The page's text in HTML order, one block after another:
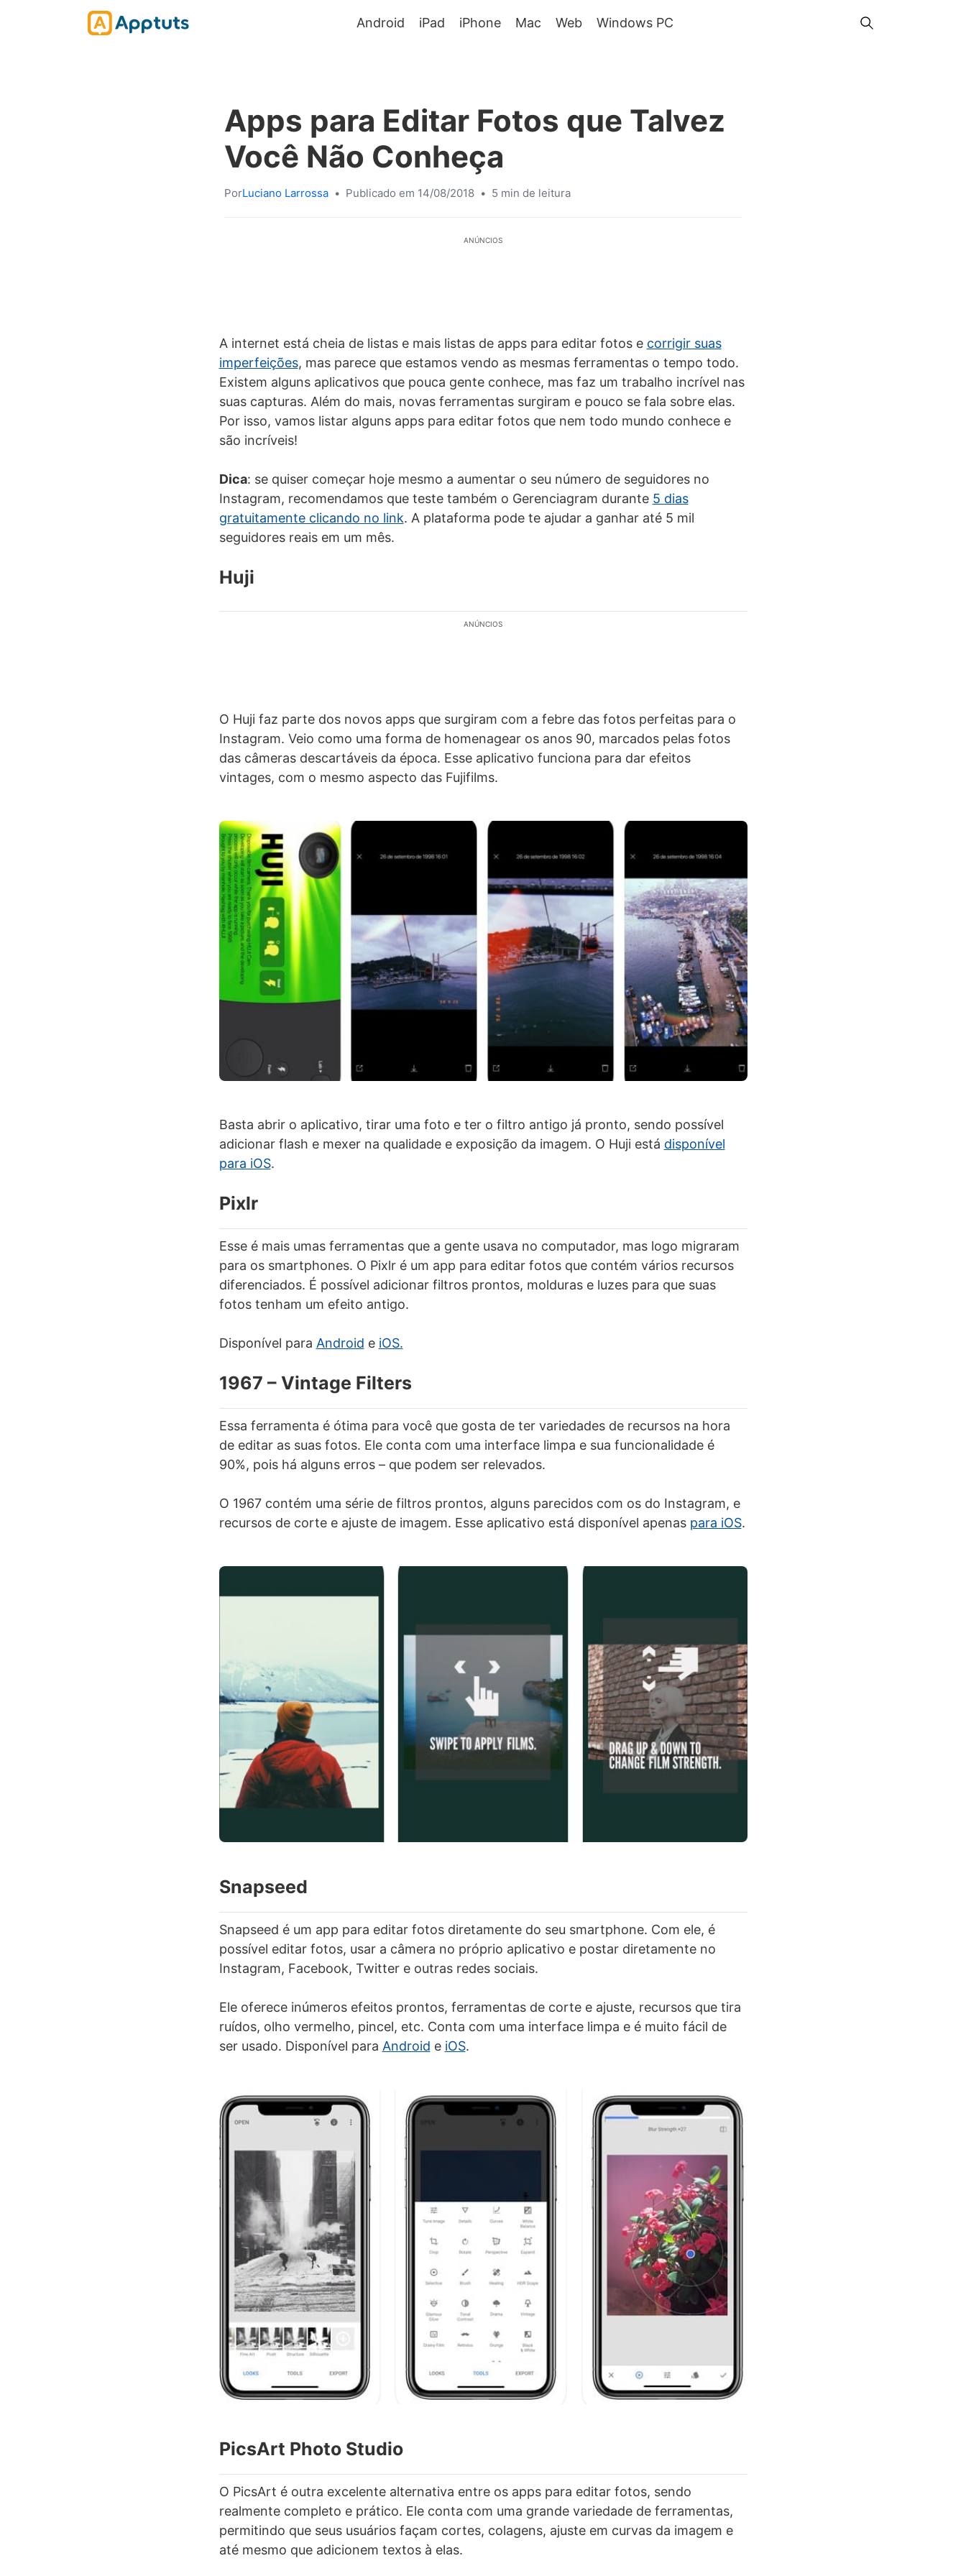
Android iPad iPhone Mac Web Windows PC
Apps para Editar Fotos que Talvez
Você Não Conheça
PorLuciano Larrossa • Publicado em 14/08/2018 • 5 min de leitura
ANÚNCIOS
A internet está cheia de listas e mais listas de apps para editar fotos e corrigir suas
imperfeições, mas parece que estamos vendo as mesmas ferramentas o tempo todo.
Existem alguns aplicativos que pouca gente conhece, mas faz um trabalho incrível nas
suas capturas. Além do mais, novas ferramentas surgiram e pouco se fala sobre elas.
Por isso, vamos listar alguns apps para editar fotos que nem todo mundo conhece e
são incríveis!
Dica: se quiser começar hoje mesmo a aumentar o seu número de seguidores no
Instagram, recomendamos que teste também o Gerenciagram durante 5 dias
gratuitamente clicando no link. A plataforma pode te ajudar a ganhar até 5 mil
seguidores reais em um mês.
Huji
ANÚNCIOS
O Huji faz parte dos novos apps que surgiram com a febre das fotos perfeitas para o
Instagram. Veio como uma forma de homenagear os anos 90, marcados pelas fotos
das câmeras descartáveis da época. Esse aplicativo funciona para dar efeitos
vintages, com o mesmo aspecto das Fujifilms.
Basta abrir o aplicativo, tirar uma foto e ter o filtro antigo já pronto, sendo possível
adicionar flash e mexer na qualidade e exposição da imagem. O Huji está disponível
para iOS.
Pixlr
Esse é mais umas ferramentas que a gente usava no computador, mas logo migraram
para os smartphones. O Pixlr é um app para editar fotos que contém vários recursos
diferenciados. É possível adicionar filtros prontos, molduras e luzes para que suas
fotos tenham um efeito antigo.
Disponível para Android e iOS.
1967 – Vintage Filters
Essa ferramenta é ótima para você que gosta de ter variedades de recursos na hora
de editar as suas fotos. Ele conta com uma interface limpa e sua funcionalidade é
90%, pois há alguns erros – que podem ser relevados.
O 1967 contém uma série de filtros prontos, alguns parecidos com os do Instagram, e
recursos de corte e ajuste de imagem. Esse aplicativo está disponível apenas para iOS.
Snapseed
Snapseed é um app para editar fotos diretamente do seu smartphone. Com ele, é
possível editar fotos, usar a câmera no próprio aplicativo e postar diretamente no
Instagram, Facebook, Twitter e outras redes sociais.
Ele oferece inúmeros efeitos prontos, ferramentas de corte e ajuste, recursos que tira
ruídos, olho vermelho, pincel, etc. Conta com uma interface limpa e é muito fácil de
ser usado. Disponível para Android e iOS.
PicsArt Photo Studio
O PicsArt é outra excelente alternativa entre os apps para editar fotos, sendo
realmente completo e prático. Ele conta com uma grande variedade de ferramentas,
permitindo que seus usuários façam cortes, colagens, ajuste em curvas da imagem e
até mesmo que adicionem textos à elas.